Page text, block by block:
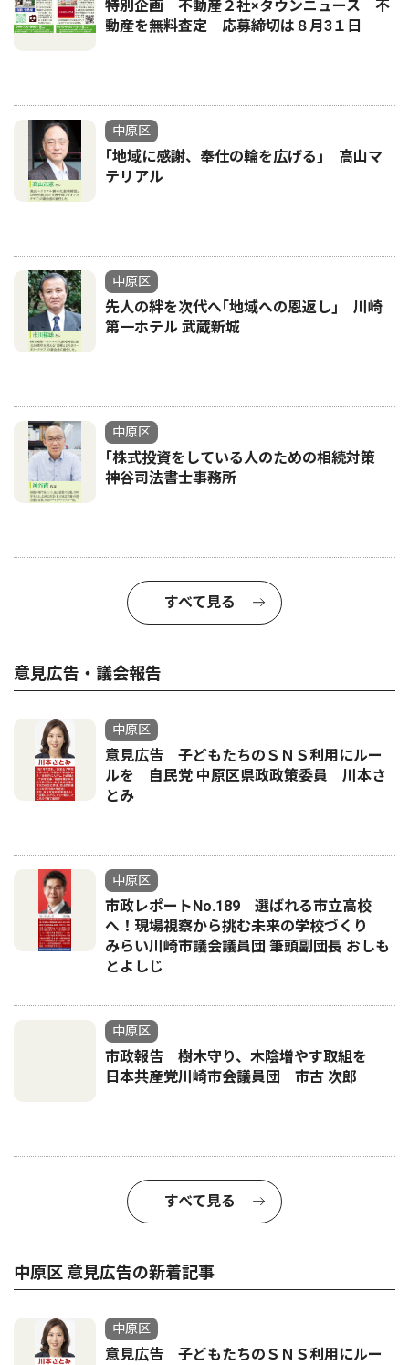
特別企画 不動産２社×タウンニュース 不
動産を無料査定 応募締切は８月3１日
中原区
｢地域に感謝、奉仕の輪を広げる｣ 高山マ
テリアル
中原区
先人の絆を次代へ｢地域への恩返し｣ 川崎
第一ホテル 武蔵新城
中原区
｢株式投資をしている人のための相続対策
神谷司法書士事務所
すべて見る
意見広告・議会報告
中原区
意見広告 子どもたちのＳＮＳ利用にルー
ルを 自民党 中原区県政政策委員 川本さ
とみ
中原区
市政レポートNo.189 選ばれる市立高校
へ！現場視察から挑む未来の学校づくり
みらい川崎市議会議員団 筆頭副団長 おしも
とよしじ
中原区
市政報告 樹木守り、木陰増やす取組を
日本共産党川崎市会議員団 市古 次郎
すべて見る
中原区 意見広告の新着記事
中原区
意見広告 子どもたちのＳＮＳ利用にルー